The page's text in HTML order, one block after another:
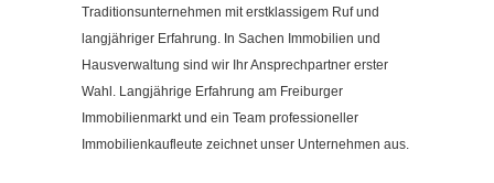
Traditionsunternehmen mit erstklassigem Ruf und
langjähriger Erfahrung. In Sachen Immobilien und
Hausverwaltung sind wir Ihr Ansprechpartner erster
Wahl. Langjährige Erfahrung am Freiburger
Immobilienmarkt und ein Team professioneller
Immobilienkaufleute zeichnet unser Unternehmen aus.